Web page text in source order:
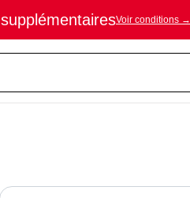
supplémentairesVoir conditions →